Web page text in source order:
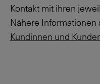
Kontakt mit ihren
Nähere Informationen
Kundinnen und